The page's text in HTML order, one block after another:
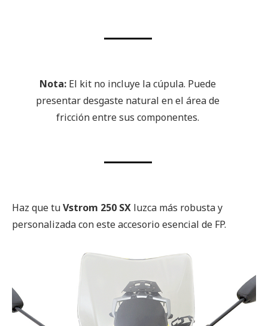
Nota: El kit no incluye la cúpula. Puede
presentar desgaste natural en el área de
fricción entre sus componentes.
Haz que tuVstrom 250 SX luzca más robusta y
personalizada con este accesorio esencial de FP.